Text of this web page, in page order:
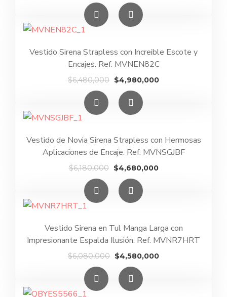
precio
original
era:
Vestido Sirena Strapless con Increible Escote y
Encajes. Ref. MVNEN82C
$6,480,000 El
precio
original
era:
$4,980,000El
Vestido de Novia Sirena Strapless con Hermosas
Aplicaciones de Encaje. Ref. MVNSGJBF
$6,180,000 El
precio
original
era:
$4,680,000El
Vestido Sirena en Tul Manga Larga con
Impresionante Espalda Ilusión. Ref. MVNR7HRT
$6,080,000 El
precio
original
era:
$4,580,000El